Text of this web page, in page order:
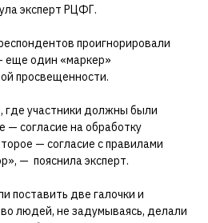
эксперт РЦФГ.
проигнорировали
еще один «маркер»
просвещенности.
где участники должны были
— согласие на обработку
— согласие с правилами
— пояснила эксперт.
поставить две галочки и
людей, не задумываясь, делали